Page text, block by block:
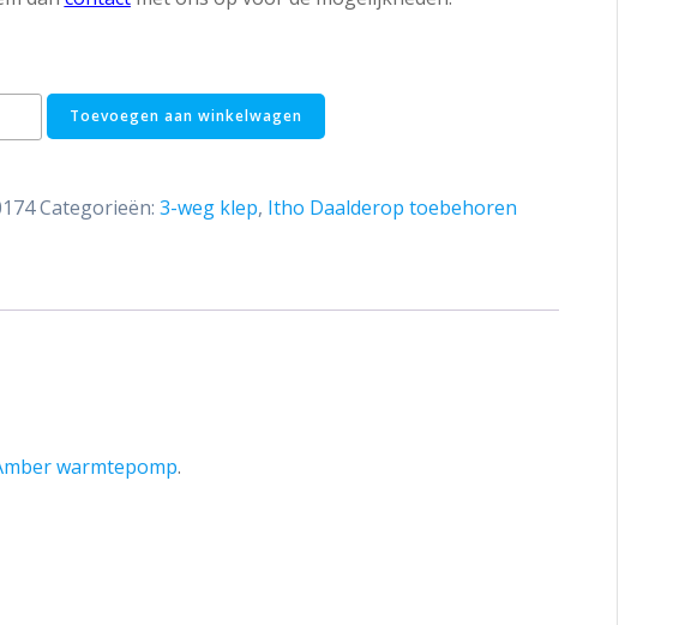
Toevoegen aan winkelwagen
Categorieën: 3-weg klep, Itho Daalderop toebehoren
warmtepomp.